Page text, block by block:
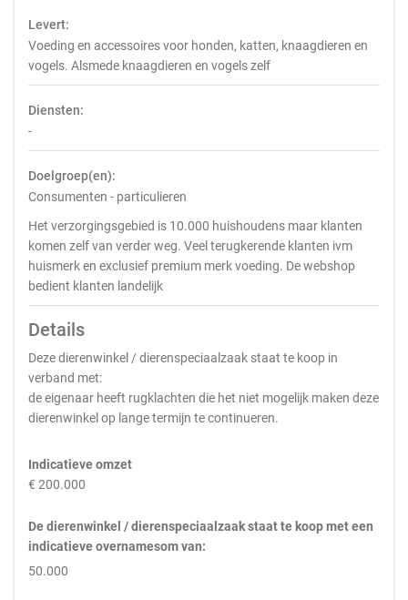
Levert:
Voeding en accessoires voor honden, katten, knaagdieren en
vogels. Alsmede knaagdieren en vogels zelf
Diensten:
-
Doelgroep(en):
Consumenten - particulieren
Het verzorgingsgebied is 10.000 huishoudens maar klanten
komen zelf van verder weg. Veel terugkerende klanten ivm
huismerk en exclusief premium merk voeding. De webshop
bedient klanten landelijk
Details
Deze dierenwinkel / dierenspeciaalzaak staat te koop in
verband met:
de eigenaar heeft rugklachten die het niet mogelijk maken deze
dierenwinkel op lange termijn te continueren.
Indicatieve omzet
€ 200.000
De dierenwinkel / dierenspeciaalzaak staat te koop met een
indicatieve overnamesom van:
50.000